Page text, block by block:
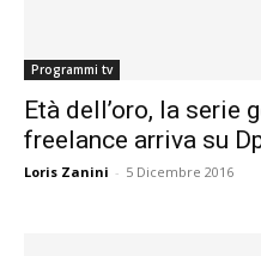
Programmi tv
Età dell’oro, la serie
freelance arriva su
Loris Zanini - 5 Dicembre 2016